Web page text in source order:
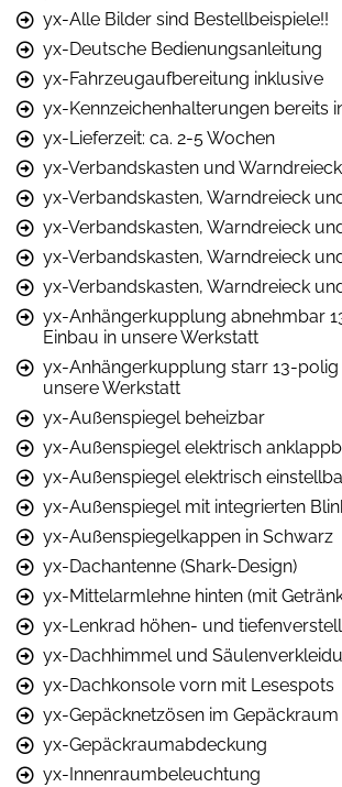
yx-Alle Bilder sind Bestellbeispiele!!
yx-Deutsche Bedienungsanleitung
yx-Fahrzeugaufbereitung inklusive
yx-Kennzeichenhalterungen bereits
yx-Lieferzeit: ca. 2-5 Wochen
yx-Verbandskasten und Warndreieck
yx-Verbandskasten, Warndreieck
yx-Verbandskasten, Warndreieck
yx-Verbandskasten, Warndreieck
yx-Verbandskasten, Warndreieck
yx-Anhängerkupplung abnehmbar
Einbau in unsere Werkstatt
yx-Anhängerkupplung starr 13-polig
unsere Werkstatt
yx-Außenspiegel beheizbar
yx-Außenspiegel elektrisch
yx-Außenspiegel elektrisch
yx-Außenspiegel mit integrierten
yx-Außenspiegelkappen in Schwarz
yx-Dachantenne (Shark-Design)
yx-Mittelarmlehne hinten (mit
yx-Lenkrad höhen- und
yx-Dachhimmel und
yx-Dachkonsole vorn mit Lesespots
yx-Gepäcknetzösen im Gepäckraum
yx-Gepäckraumabdeckung
yx-Innenraumbeleuchtung